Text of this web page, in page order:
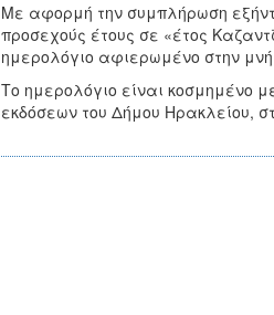
Με αφορμή την συμπλήρωση
προσεχούς έτους σε «έτος
ημερολόγιο αφιερωμένο στην
Το ημερολόγιο είναι κοσμημένο
εκδόσεων του Δήμου Ηρακλείου,